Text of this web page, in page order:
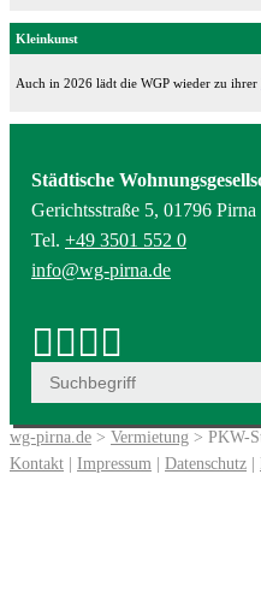
Kleinkunst
Auch in 2026 lädt die WGP wieder zu ihrer
Städtische
Gerichtsstraße 5, 01796 Pirna
Tel. +49 3501 552 0
info@wg-pirna.de
wg-pirna.de > Vermietung > PKW-
Kontakt | Impressum | Datenschutz |